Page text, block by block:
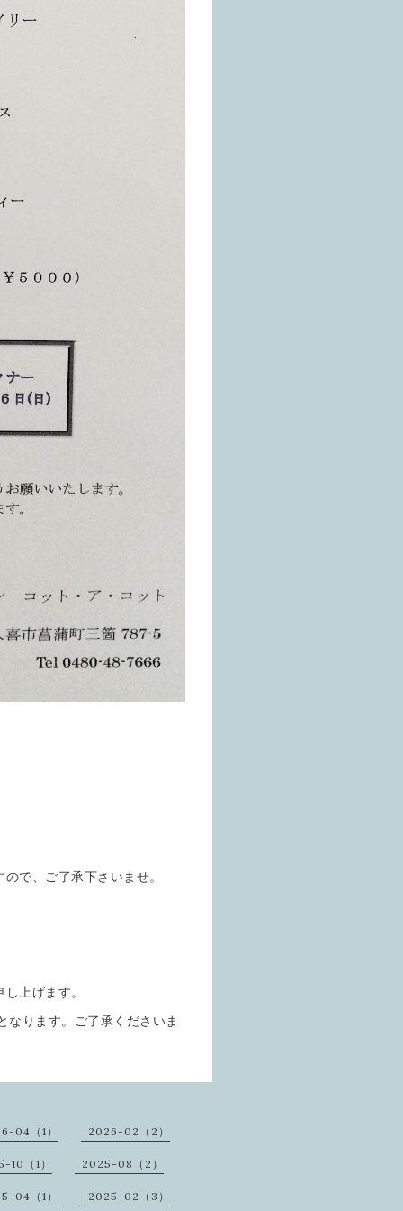
で、ご了承下さいませ。
上げます。
なります。ご了承くださいま
04（1） 2026-02（2）
10（1） 2025-08（2）
04（1） 2025-02（3）